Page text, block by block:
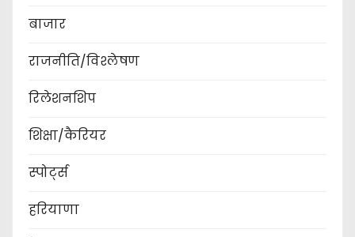
बाजार
राजनीति/विश्लेषण
रिलेशनशिप
शिक्षा/कैरियर
स्पोर्ट्स
हरियाणा